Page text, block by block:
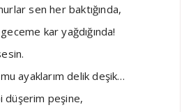
sen her baktığında,
kar yağdığında!
ayaklarım delik deşik…
düşerim peşine,